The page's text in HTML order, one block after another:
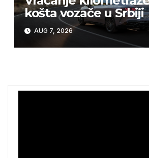
košta vozače u Srbiji
AUG 7, 2026